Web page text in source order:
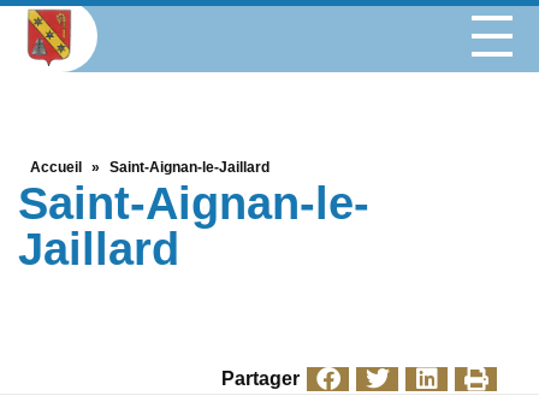
Accueil » Saint-Aignan-le-Jaillard
Saint-Aignan-le-
Jaillard
Partager